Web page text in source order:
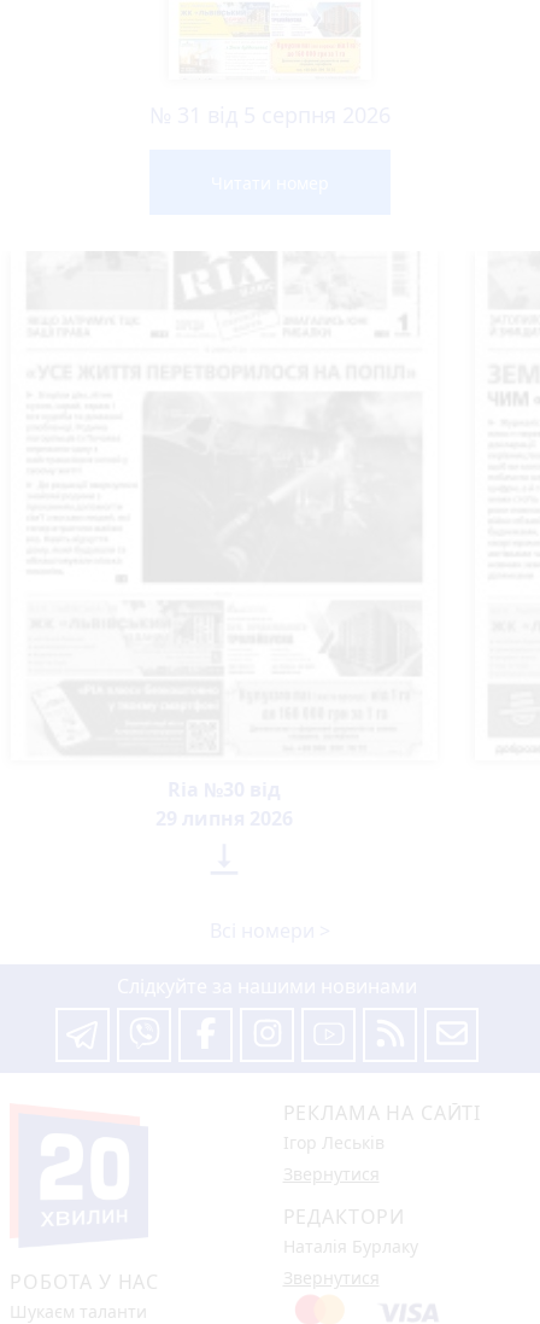
РОБОТА У НАС
Шукаєм таланти
РЕКЛАМА НА САЙТІ
Ігор Леськів
Звернутися
РЕДАКТОРИ
Наталія Бурлаку
Звернутися